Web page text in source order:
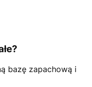
bazę zapachową i